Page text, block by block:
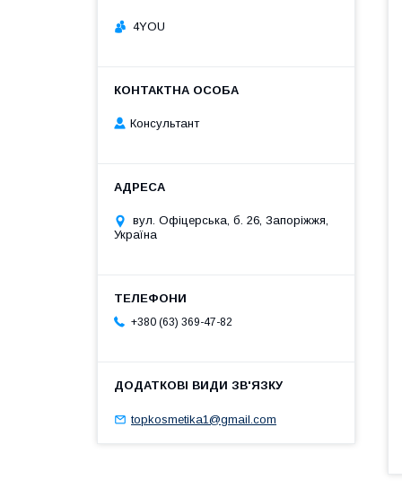
4YOU
Консультант
вул. Офіцерська, б. 26, Запоріжжя,
Україна
+380 (63) 369-47-82
topkosmetika1@gmail.com